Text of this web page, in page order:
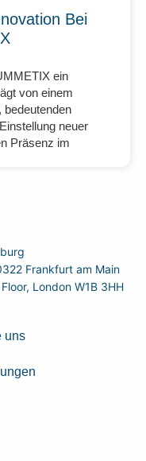
Bei
ein
von einem
bedeutenden
neuer
Präsenz im
Frankfurt am Main
London W1B 3HH
uns